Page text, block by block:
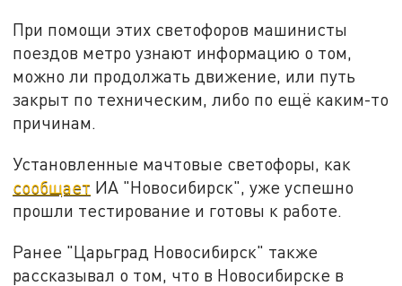
При помощи этих светофоров машинисты
поездов метро узнают информацию о том,
можно ли продолжать движение, или путь
закрыт по техническим, либо по ещё каким-то
причинам.
Установленные мачтовые светофоры, как
сообщает ИА "Новосибирск", уже успешно
прошли тестирование и готовы к работе.
Ранее "Царьград Новосибирск" также
рассказывал о том, что в Новосибирске в